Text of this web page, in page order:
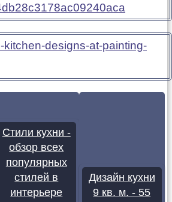
Стили кухни -
обзор всех
популярных
стилей в
интерьере
Дизайн кухни
9 кв. м. - 55